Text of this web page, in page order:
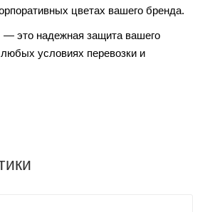
цветах вашего бренда.
— это надежная защита вашего
условиях перевозки и